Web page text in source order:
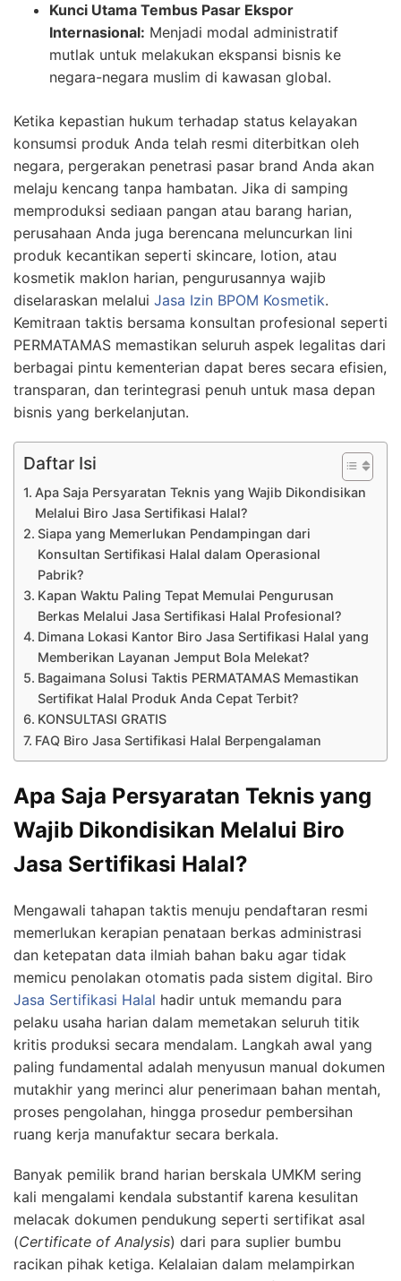
Kunci Utama Tembus Pasar Ekspor
Internasional: Menjadi modal administratif
mutlak untuk melakukan ekspansi bisnis ke
negara-negara muslim di kawasan global.
Ketika kepastian hukum terhadap status kelayakan
konsumsi produk Anda telah resmi diterbitkan oleh
negara, pergerakan penetrasi pasar brand Anda akan
melaju kencang tanpa hambatan. Jika di samping
memproduksi sediaan pangan atau barang harian,
perusahaan Anda juga berencana meluncurkan lini
produk kecantikan seperti skincare, lotion, atau
kosmetik maklon harian, pengurusannya wajib
diselaraskan melalui Jasa Izin BPOM Kosmetik.
Kemitraan taktis bersama konsultan profesional seperti
PERMATAMAS memastikan seluruh aspek legalitas dari
berbagai pintu kementerian dapat beres secara efisien,
transparan, dan terintegrasi penuh untuk masa depan
bisnis yang berkelanjutan.
Daftar Isi
Apa Saja Persyaratan Teknis yang Wajib Dikondisikan
Melalui Biro Jasa Sertifikasi Halal?
Siapa yang Memerlukan Pendampingan dari
Konsultan Sertifikasi Halal dalam Operasional
Pabrik?
Kapan Waktu Paling Tepat Memulai Pengurusan
Berkas Melalui Jasa Sertifikasi Halal Profesional?
Dimana Lokasi Kantor Biro Jasa Sertifikasi Halal yang
Memberikan Layanan Jemput Bola Melekat?
Bagaimana Solusi Taktis PERMATAMAS Memastikan
Sertifikat Halal Produk Anda Cepat Terbit?
KONSULTASI GRATIS
FAQ Biro Jasa Sertifikasi Halal Berpengalaman
Apa Saja Persyaratan Teknis yang
Wajib Dikondisikan Melalui Biro
Jasa Sertifikasi Halal?
Mengawali tahapan taktis menuju pendaftaran resmi
memerlukan kerapian penataan berkas administrasi
dan ketepatan data ilmiah bahan baku agar tidak
memicu penolakan otomatis pada sistem digital. Biro
Jasa Sertifikasi Halal hadir untuk memandu para
pelaku usaha harian dalam memetakan seluruh titik
kritis produksi secara mendalam. Langkah awal yang
paling fundamental adalah menyusun manual dokumen
mutakhir yang merinci alur penerimaan bahan mentah,
proses pengolahan, hingga prosedur pembersihan
ruang kerja manufaktur secara berkala.
Banyak pemilik brand harian berskala UMKM sering
kali mengalami kendala substantif karena kesulitan
melacak dokumen pendukung seperti sertifikat asal
(Certificate of Analysis) dari para suplier bumbu
racikan pihak ketiga. Kelalaian dalam melampirkan